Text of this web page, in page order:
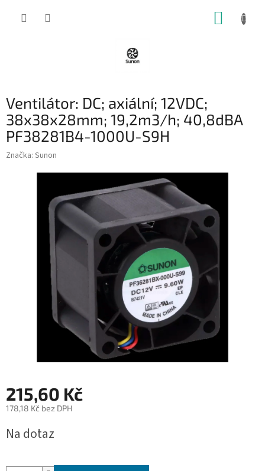
Ventilátor: DC; axiální; 12VDC;
38x38x28mm; 19,2m3/h; 40,8dBA
PF38281B4-1000U-S9H
Značka: Sunon
215,60 Kč
178,18 Kč bez DPH
cena:
Na dotaz